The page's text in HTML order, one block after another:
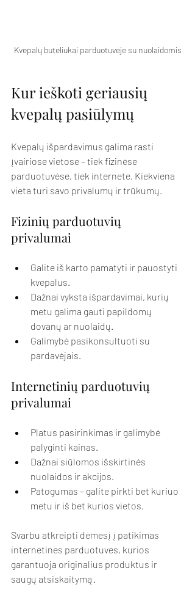
Kvepalų buteliukai parduotuvėje su nuolaidomis
Kur ieškoti geriausių
kvepalų pasiūlymų
Kvepalų išpardavimus galima rasti
įvairiose vietose – tiek fizinėse
parduotuvėse, tiek internete. Kiekviena
vieta turi savo privalumų ir trūkumų.
Fizinių parduotuvių
privalumai
Galite iš karto pamatyti ir pauostyti
kvepalus.
Dažnai vyksta išpardavimai, kurių
metu galima gauti papildomų
dovanų ar nuolaidų.
Galimybė pasikonsultuoti su
pardavėjais.
Internetinių parduotuvių
privalumai
Platus pasirinkimas ir galimybė
palyginti kainas.
Dažnai siūlomos išskirtinės
nuolaidos ir akcijos.
Patogumas – galite pirkti bet kuriuo
metu ir iš bet kurios vietos.
Svarbu atkreipti dėmesį į patikimas
internetines parduotuves, kurios
garantuoja originalius produktus ir
saugų atsiskaitymą.